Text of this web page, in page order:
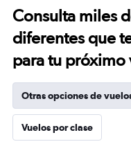
Consulta miles
diferentes que
para tu próximo
Otras opciones de
Vuelos por clase